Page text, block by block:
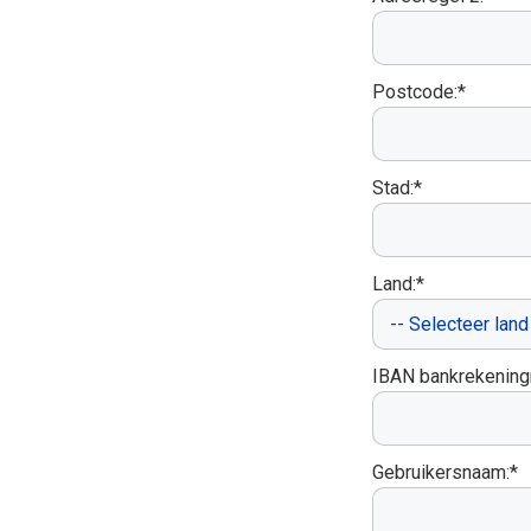
Postcode:*
Stad:*
Land:*
IBAN
Gebruikersnaam:*